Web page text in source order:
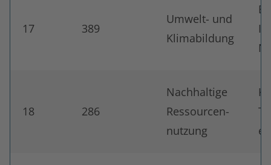
17 389
Umwelt- und
Klimabildung
18 286
Nachhaltige
Ressourcen-
nutzung